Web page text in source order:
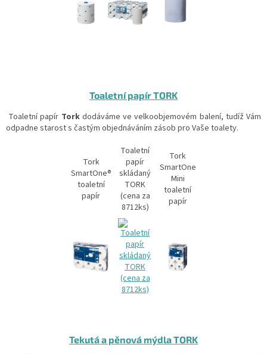
Toaletní papír TORK
Toaletní papír Torkdodáváme ve velkoobjemovém balení, tudíž Vám
odpadne starost s častým objednáváním zásob pro Vaše toalety.
Tork
SmartOne®
toaletní
papír
Toaletní
papír
skládaný
TORK
(cena za
8712ks)
Tork
SmartOne
Mini
toaletní
papír
Tekutá a pěnová mýdla TORK